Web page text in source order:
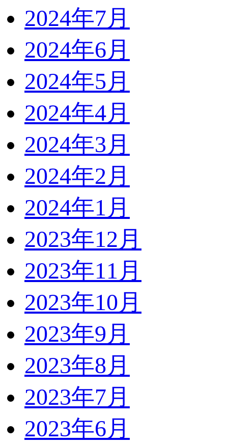
2024年7月
2024年6月
2024年5月
2024年4月
2024年3月
2024年2月
2024年1月
2023年12月
2023年11月
2023年10月
2023年9月
2023年8月
2023年7月
2023年6月